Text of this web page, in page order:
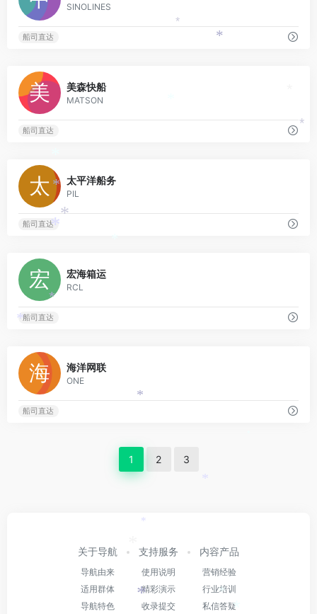
SINOLINES
船司直达
美森快船
MATSON
船司直达
太平洋船务
PIL
船司直达
宏海箱运
RCL
船司直达
海洋网联
ONE
船司直达
1 2 3
关于导航
导航由来
适用群体
导航特色
支持服务
使用说明
精彩演示
收录提交
内容产品
营销经验
行业培训
私信答疑
*
*
*
*
*
*
*
*
*
*
*
*
*